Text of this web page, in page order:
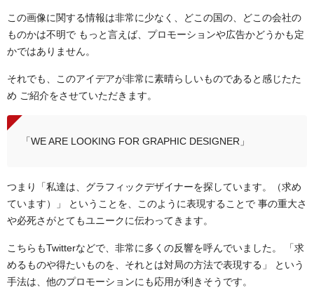
この画像に関する情報は非常に少なく、どこの国の、どこの会社の
ものかは不明で もっと言えば、プロモーションや広告かどうかも定
かではありません。
それでも、このアイデアが非常に素晴らしいものであると感じたた
め ご紹介をさせていただきます。
「WE ARE LOOKING FOR GRAPHIC DESIGNER」
つまり「私達は、グラフィックデザイナーを探しています。（求め
ています）」 ということを、このように表現することで 事の重大さ
や必死さがとてもユニークに伝わってきます。
こちらもTwitterなどで、非常に多くの反響を呼んでいました。 「求
めるものや得たいものを、それとは対局の方法で表現する」 という
手法は、他のプロモーションにも応用が利きそうです。